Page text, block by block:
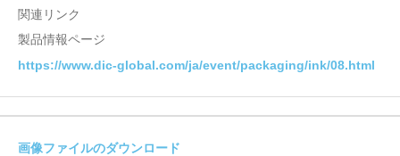
関連リンク
製品情報ページ
https://www.dic-global.com/ja/event/packaging/ink/08.html
画像ファイルのダウンロード